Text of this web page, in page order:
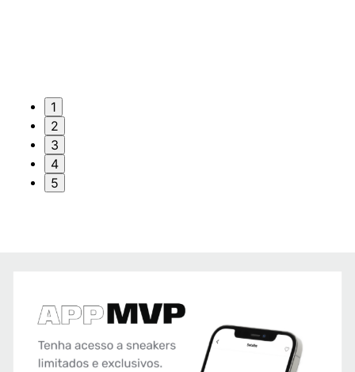
1
2
3
4
5